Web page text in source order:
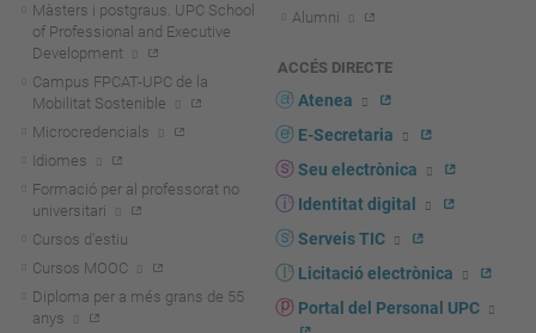
Màsters i postgraus. UPC School
of Professional and Executive
Development
Campus FPCAT-UPC de la
Mobilitat Sostenible
Microcredencials
Idiomes
Formació per al professorat no
universitari
Cursos d'estiu
Cursos MOOC
Diploma per a més grans de 55
anys
Alumni
ACCÉS DIRECTE
Atenea
E-Secretaria
Seu electrònica
Identitat digital
Serveis TIC
Licitació electrònica
Portal del Personal UPC